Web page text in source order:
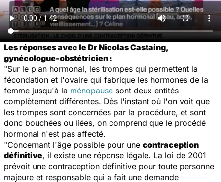
Les réponses avec le Dr Nicolas Castaing,
gynécologue-obstétricien :
"Sur le plan hormonal, les trompes qui permettent la
fécondation et l'ovaire qui fabrique les hormones de la
femme jusqu'à la ménopause sont deux entités
complètement différentes. Dès l'instant où l'on voit que
les trompes sont concernées par la procédure, et sont
donc bouchées ou liées, on comprend que le procédé
hormonal n'est pas affecté.
"Concernant l'âge possible pour une contraception
définitive, il existe une réponse légale. La loi de 2001
prévoit une contraception définitive pour toute personne
majeure et responsable qui a fait une demande